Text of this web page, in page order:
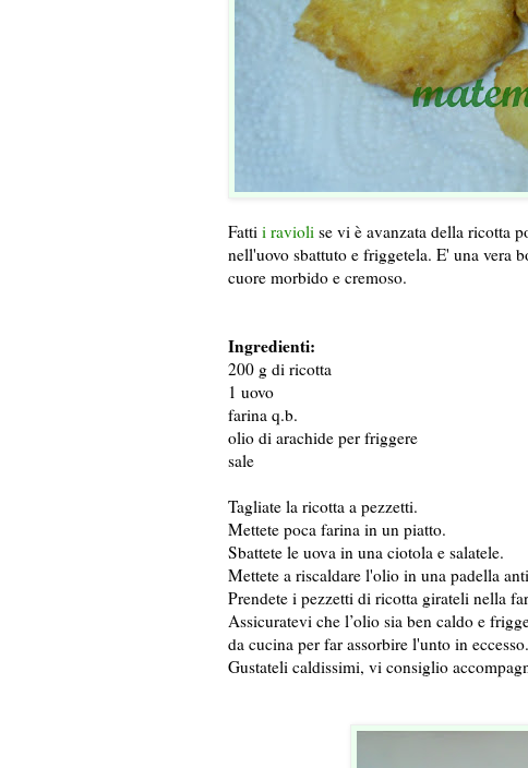
Fatti i ravioli se vi è avanzata della ricotta
nell'uovo sbattuto e friggetela. E' una vera
cuore morbido e cremoso.
Ingredienti:
200 g di ricotta
1 uovo
farina q.b.
olio di arachide per friggere
sale
Tagliate la ricotta a pezzetti.
Mettete poca farina in un piatto.
Sbattete le uova in una ciotola e salatele.
Mettete a riscaldare l'olio in una padella
Prendete i pezzetti di ricotta girateli nella
Assicuratevi che l’olio sia ben caldo e
da cucina per far assorbire l'unto in eccesso.
Gustateli caldissimi, vi consiglio